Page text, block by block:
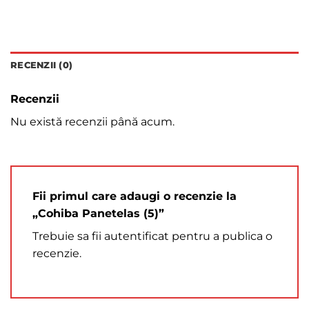
RECENZII (0)
Recenzii
Nu există recenzii până acum.
Fii primul care adaugi o recenzie la
„Cohiba Panetelas (5)”
Trebuie sa fii autentificat pentru a publica o
recenzie.